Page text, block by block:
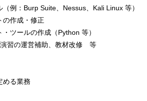
例：Burp Suite、Nessus、Kali Linux 等）
作成・修正
ツールの作成（Python 等）
習の運営補助、教材改修 等
める業務